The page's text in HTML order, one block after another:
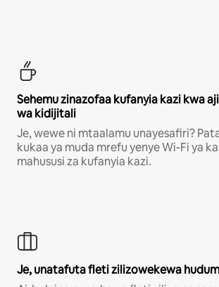
Sehemu zinazofaa kufanyia kazi kwa
wa kidijitali
Je, wewe ni mtaalamu unayesafiri?
kukaa ya muda mrefu yenye Wi-Fi ya
mahususi za kufanyia kazi.
Je, unatafuta fleti zilizowekewa